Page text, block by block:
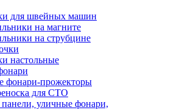
для швейных машин
на магните
на струбцине
настольные
фонари-прожекторы
для СТО
уличные фонари,